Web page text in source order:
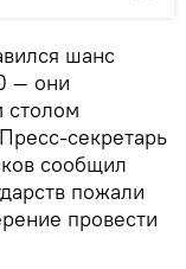
шанс
— они
столом
секретарь
сообщил
пожали
провести